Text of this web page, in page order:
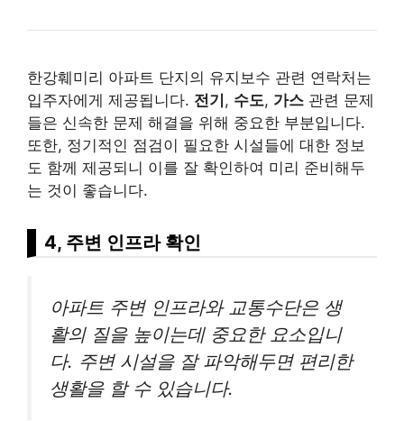
한강훼미리 아파트 단지의 유지보수 관련 연락처는
입주자에게 제공됩니다. 전기 , 수도, 가스 관련 문제
들은 신속한 문제 해결을 위해 중요한 부분입니다.
또한, 정기적인 점검이 필요한 시설들에 대한 정보
도 함께 제공되니 이를 잘 확인하여 미리 준비해두
는 것이 좋습니다.
4, 주변 인프라 확인
아파트 주변 인프라와 교통수단은 생
활의 질을 높이는데 중요한 요소입니
다. 주변 시설을 잘 파악해두면 편리한
생활을 할 수 있습니다.